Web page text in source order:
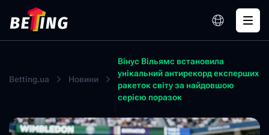
Betting.ua Новини
Вінус Вільямс встановила
унікальний антирекорд експерших
ракеток світу за найдовшою
серією поразок